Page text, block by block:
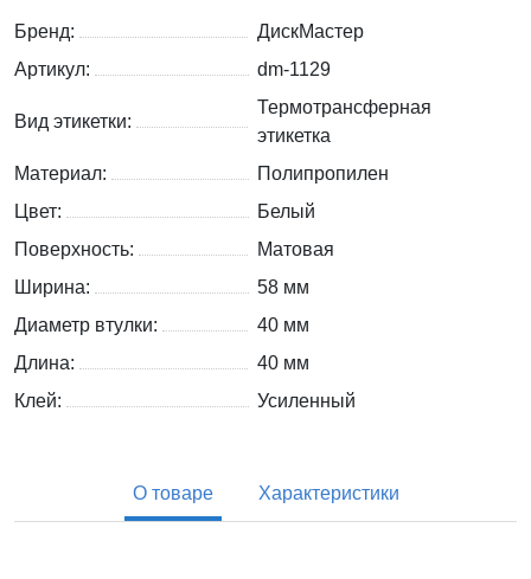
Бренд:
ДискМастер
Артикул:
dm-1129
Вид этикетки:
Термотрансферная
этикетка
Материал:
Полипропилен
Цвет:
Белый
Поверхность:
Матовая
Ширина:
58 мм
Диаметр втулки:
40 мм
Длина:
40 мм
Клей:
Усиленный
О товаре Характеристики